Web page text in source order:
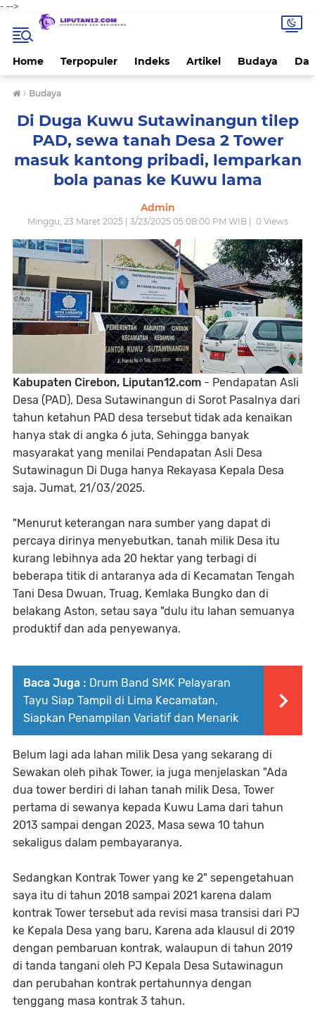
- -->
Home Terpopuler Indeks Artikel Budaya
› Budaya
Di Duga Kuwu Sutawinangun tilep
PAD, sewa tanah Desa 2 Tower
masuk kantong pribadi, lemparkan
bola panas ke Kuwu lama
Admin
Minggu, 23 Maret 2025 | 3/23/2025 05:08:00 PM WIB | 0Views
Kabupaten Cirebon, Liputan12.com - Pendapatan Asli
Desa (PAD), Desa Sutawinangun di Sorot Pasalnya dari
tahun ketahun PAD desa tersebut tidak ada kenaikan
hanya stak di angka 6 juta, Sehingga banyak
masyarakat yang menilai Pendapatan Asli Desa
Sutawinagun Di Duga hanya Rekayasa Kepala Desa
saja. Jumat, 21/03/2025.
"Menurut keterangan nara sumber yang dapat di
percaya dirinya menyebutkan, tanah milik Desa itu
kurang lebihnya ada 20 hektar yang terbagi di
beberapa titik di antaranya ada di Kecamatan Tengah
Tani Desa Dwuan, Truag, Kemlaka Bungko dan di
belakang Aston, setau saya "dulu itu lahan semuanya
produktif dan ada penyewanya.
Baca Juga : Drum Band SMK Pelayaran
Tayu Siap Tampil di Lima Kecamatan,
Siapkan Penampilan Variatif dan Menarik
Belum lagi ada lahan milik Desa yang sekarang di
Sewakan oleh pihak Tower, ia juga menjelaskan "Ada
dua tower berdiri di lahan tanah milik Desa, Tower
pertama di sewanya kepada Kuwu Lama dari tahun
2013 sampai dengan 2023, Masa sewa 10 tahun
sekaligus dalam pembayaranya.
Sedangkan Kontrak Tower yang ke 2" sepengetahuan
saya itu di tahun 2018 sampai 2021 karena dalam
kontrak Tower tersebut ada revisi masa transisi dari PJ
ke Kepala Desa yang baru, Karena ada klausul di 2019
dengan pembaruan kontrak, walaupun di tahun 2019
di tanda tangani oleh PJ Kepala Desa Sutawinagun
dan perubahan kontrak pertahunnya dengan
tenggang masa kontrak 3 tahun.